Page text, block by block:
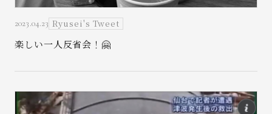
2023.04.23 Ryusei's Tweet
楽しい一人反省会！🤗